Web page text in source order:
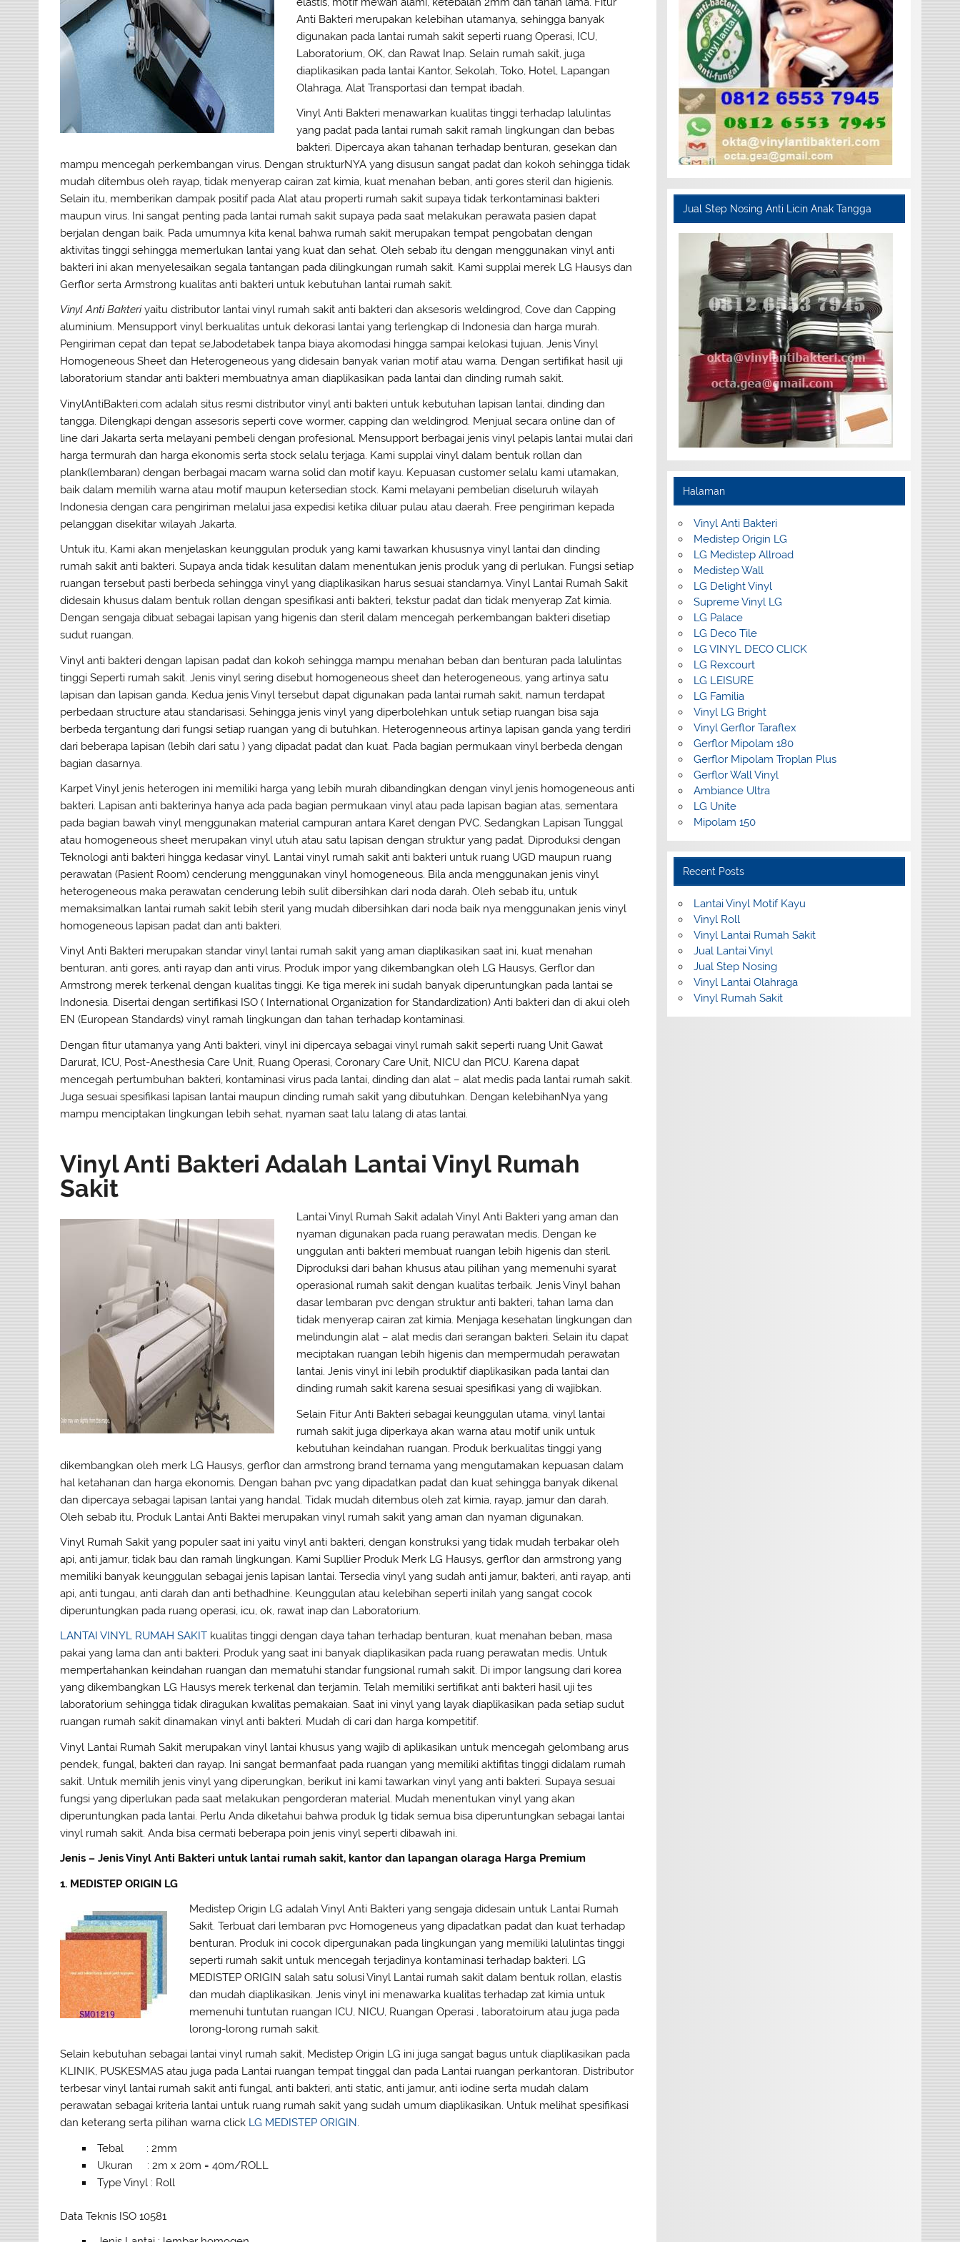
Anti Bakteri merupakan kelebihan utamanya, sehingga banyak
digunakan pada lantai rumah sakit seperti ruang Operasi, ICU,
Laboratorium, OK, dan Rawat Inap. Selain rumah sakit, juga
diaplikasikan pada lantai Kantor, Sekolah, Toko, Hotel, Lapangan
Olahraga, Alat Transportasi dan tempat ibadah.
Vinyl Anti Bakteri menawarkan kualitas tinggi terhadap lalulintas
yang padat pada lantai rumah sakit ramah lingkungan dan bebas
bakteri. Dipercaya akan tahanan terhadap benturan, gesekan dan
mampu mencegah perkembangan virus. Dengan strukturNYA yang disusun sangat padat dan kokoh sehingga tidak
mudah ditembus oleh rayap, tidak menyerap cairan zat kimia, kuat menahan beban, anti gores steril dan higienis.
Selain itu, memberikan dampak positif pada Alat atau properti rumah sakit supaya tidak terkontaminasi bakteri
maupun virus. Ini sangat penting pada lantai rumah sakit supaya pada saat melakukan perawata pasien dapat
berjalan dengan baik. Pada umumnya kita kenal bahwa rumah sakit merupakan tempat pengobatan dengan
aktivitas tinggi sehingga memerlukan lantai yang kuat dan sehat. Oleh sebab itu dengan menggunakan vinyl anti
bakteri ini akan menyelesaikan segala tantangan pada dilingkungan rumah sakit. Kami supplai merek LG Hausys dan
Gerflor serta Armstrong kualitas anti bakteri untuk kebutuhan lantai rumah sakit.
Vinyl Anti Bakteriyaitu distributor lantai vinyl rumah sakit anti bakteri dan aksesoris weldingrod, Cove dan Capping
aluminium. Mensupport vinyl berkualitas untuk dekorasi lantai yang terlengkap di Indonesia dan harga murah.
Pengiriman cepat dan tepat seJabodetabek tanpa biaya akomodasi hingga sampai kelokasi tujuan. Jenis Vinyl
Homogeneous Sheet dan Heterogeneous yang didesain banyak varian motif atau warna. Dengan sertifikat hasil uji
laboratorium standar anti bakteri membuatnya aman diaplikasikan pada lantai dan dinding rumah sakit.
VinylAntiBakteri.com adalah situs resmi distributor vinyl anti bakteri untuk kebutuhan lapisan lantai, dinding dan
tangga. Dilengkapi dengan assesoris seperti cove wormer, capping dan weldingrod. Menjual secara online dan of
line dari Jakarta serta melayani pembeli dengan profesional. Mensupport berbagai jenis vinyl pelapis lantai mulai dari
harga termurah dan harga ekonomis serta stock selalu terjaga. Kami supplai vinyl dalam bentuk rollan dan
plank(lembaran) dengan berbagai macam warna solid dan motif kayu. Kepuasan customer selalu kami utamakan,
baik dalam memilih warna atau motif maupun ketersedian stock. Kami melayani pembelian diseluruh wilayah
Indonesia dengan cara pengiriman melalui jasa expedisi ketika diluar pulau atau daerah. Free pengiriman kepada
pelanggan disekitar wilayah Jakarta.
Untuk itu, Kami akan menjelaskan keunggulan produk yang kami tawarkan khususnya vinyl lantai dan dinding
rumah sakit anti bakteri. Supaya anda tidak kesulitan dalam menentukan jenis produk yang di perlukan. Fungsi setiap
ruangan tersebut pasti berbeda sehingga vinyl yang diaplikasikan harus sesuai standarnya. Vinyl Lantai Rumah Sakit
didesain khusus dalam bentuk rollan dengan spesifikasi anti bakteri, tekstur padat dan tidak menyerap Zat kimia.
Dengan sengaja dibuat sebagai lapisan yang higenis dan steril dalam mencegah perkembangan bakteri disetiap
sudut ruangan.
Vinyl anti bakteri dengan lapisan padat dan kokoh sehingga mampu menahan beban dan benturan pada lalulintas
tinggi Seperti rumah sakit. Jenis vinyl sering disebut homogeneous sheet dan heterogeneous, yang artinya satu
lapisan dan lapisan ganda. Kedua jenis Vinyl tersebut dapat digunakan pada lantai rumah sakit, namun terdapat
perbedaan structure atau standarisasi. Sehingga jenis vinyl yang diperbolehkan untuk setiap ruangan bisa saja
berbeda tergantung dari fungsi setiap ruangan yang di butuhkan. Heterogenneous artinya lapisan ganda yang terdiri
dari beberapa lapisan (lebih dari satu ) yang dipadat padat dan kuat. Pada bagian permukaan vinyl berbeda dengan
bagian dasarnya.
Karpet Vinyl jenis heterogen ini memiliki harga yang lebih murah dibandingkan dengan vinyl jenis homogeneous anti
bakteri. Lapisan anti bakterinya hanya ada pada bagian permukaan vinyl atau pada lapisan bagian atas, sementara
pada bagian bawah vinyl menggunakan material campuran antara Karet dengan PVC. Sedangkan Lapisan Tunggal
atau homogeneous sheet merupakan vinyl utuh atau satu lapisan dengan struktur yang padat. Diproduksi dengan
Teknologi anti bakteri hingga kedasar vinyl. Lantai vinyl rumah sakit anti bakteri untuk ruang UGD maupun ruang
perawatan (Pasient Room) cenderung menggunakan vinyl homogeneous. Bila anda menggunakan jenis vinyl
heterogeneous maka perawatan cenderung lebih sulit dibersihkan dari noda darah. Oleh sebab itu, untuk
memaksimalkan lantai rumah sakit lebih steril yang mudah dibersihkan dari noda baik nya menggunakan jenis vinyl
homogeneous lapisan padat dan anti bakteri.
Vinyl Anti Bakteri merupakan standar vinyl lantai rumah sakit yang aman diaplikasikan saat ini, kuat menahan
benturan, anti gores, anti rayap dan anti virus. Produk impor yang dikembangkan oleh LG Hausys, Gerflor dan
Armstrong merek terkenal dengan kualitas tinggi. Ke tiga merek ini sudah banyak diperuntungkan pada lantai se
Indonesia. Disertai dengan sertifikasi ISO ( International Organization for Standardization) Anti bakteri dan di akui oleh
EN (European Standards) vinyl ramah lingkungan dan tahan terhadap kontaminasi.
Dengan fitur utamanya yang Anti bakteri, vinyl ini dipercaya sebagai vinyl rumah sakit seperti ruang Unit Gawat
Darurat, ICU, Post-Anesthesia Care Unit, Ruang Operasi, Coronary Care Unit, NICU dan PICU. Karena dapat
mencegah pertumbuhan bakteri, kontaminasi virus pada lantai, dinding dan alat – alat medis pada lantai rumah sakit.
Juga sesuai spesifikasi lapisan lantai maupun dinding rumah sakit yang dibutuhkan. Dengan kelebihanNya yang
mampu menciptakan lingkungan lebih sehat, nyaman saat lalu lalang di atas lantai.
Vinyl Anti Bakteri Adalah Lantai Vinyl Rumah
Sakit
Lantai Vinyl Rumah Sakit adalah Vinyl Anti Bakteri yang aman dan
nyaman digunakan pada ruang perawatan medis. Dengan ke
unggulan anti bakteri membuat ruangan lebih higenis dan steril.
Diproduksi dari bahan khusus atau pilihan yang memenuhi syarat
operasional rumah sakit dengan kualitas terbaik. Jenis Vinyl bahan
dasar lembaran pvc dengan struktur anti bakteri, tahan lama dan
tidak menyerap cairan zat kimia. Menjaga kesehatan lingkungan dan
melindungin alat – alat medis dari serangan bakteri. Selain itu dapat
meciptakan ruangan lebih higenis dan mempermudah perawatan
lantai. Jenis vinyl ini lebih produktif diaplikasikan pada lantai dan
dinding rumah sakit karena sesuai spesifikasi yang di wajibkan.
Selain Fitur Anti Bakteri sebagai keunggulan utama, vinyl lantai
rumah sakit juga diperkaya akan warna atau motif unik untuk
kebutuhan keindahan ruangan. Produk berkualitas tinggi yang
dikembangkan oleh merk LG Hausys, gerflor dan armstrong brand ternama yang mengutamakan kepuasan dalam
hal ketahanan dan harga ekonomis. Dengan bahan pvc yang dipadatkan padat dan kuat sehingga banyak dikenal
dan dipercaya sebagai lapisan lantai yang handal. Tidak mudah ditembus oleh zat kimia, rayap, jamur dan darah.
Oleh sebab itu, Produk Lantai Anti Baktei merupakan vinyl rumah sakit yang aman dan nyaman digunakan.
Vinyl Rumah Sakit yang populer saat ini yaitu vinyl anti bakteri, dengan konstruksi yang tidak mudah terbakar oleh
api, anti jamur, tidak bau dan ramah lingkungan. Kami Supllier Produk Merk LG Hausys, gerflor dan armstrong yang
memiliki banyak keunggulan sebagai jenis lapisan lantai. Tersedia vinyl yang sudah anti jamur, bakteri, anti rayap, anti
api, anti tungau, anti darah dan anti bethadhine. Keunggulan atau kelebihan seperti inilah yang sangat cocok
diperuntungkan pada ruang operasi, icu, ok, rawat inap dan Laboratorium.
LANTAI VINYL RUMAH SAKIT kualitas tinggi dengan daya tahan terhadap benturan, kuat menahan beban, masa
pakai yang lama dan anti bakteri. Produk yang saat ini banyak diaplikasikan pada ruang perawatan medis. Untuk
mempertahankan keindahan ruangan dan mematuhi standar fungsional rumah sakit. Di impor langsung dari korea
yang dikembangkan LG Hausys merek terkenal dan terjamin. Telah memiliki sertifikat anti bakteri hasil uji tes
laboratorium sehingga tidak diragukan kwalitas pemakaian. Saat ini vinyl yang layak diaplikasikan pada setiap sudut
ruangan rumah sakit dinamakan vinyl anti bakteri. Mudah di cari dan harga kompetitif.
Vinyl Lantai Rumah Sakit merupakan vinyl lantai khusus yang wajib di aplikasikan untuk mencegah gelombang arus
pendek, fungal, bakteri dan rayap. Ini sangat bermanfaat pada ruangan yang memiliki aktifitas tinggi didalam rumah
sakit. Untuk memilih jenis vinyl yang diperungkan, berikut ini kami tawarkan vinyl yang anti bakteri. Supaya sesuai
fungsi yang diperlukan pada saat melakukan pengorderan material. Mudah menentukan vinyl yang akan
diperuntungkan pada lantai. Perlu Anda diketahui bahwa produk lg tidak semua bisa diperuntungkan sebagai lantai
vinyl rumah sakit. Anda bisa cermati beberapa poin jenis vinyl seperti dibawah ini.
Jenis – Jenis Vinyl Anti Bakteri untuk lantai rumah sakit, kantor dan lapangan olaraga Harga Premium
1. MEDISTEP ORIGIN LG
Medistep Origin LG adalah Vinyl Anti Bakteri yang sengaja didesain untuk Lantai Rumah
Sakit. Terbuat dari lembaran pvc Homogeneus yang dipadatkan padat dan kuat terhadap
benturan. Produk ini cocok dipergunakan pada lingkungan yang memiliki lalulintas tinggi
seperti rumah sakit untuk mencegah terjadinya kontaminasi terhadap bakteri. LG
MEDISTEP ORIGIN salah satu solusi Vinyl Lantai rumah sakit dalam bentuk rollan, elastis
dan mudah diaplikasikan. Jenis vinyl ini menawarka kualitas terhadap zat kimia untuk
memenuhi tuntutan ruangan ICU, NICU, Ruangan Operasi , laboratoirum atau juga pada
lorong-lorong rumah sakit.
Selain kebutuhan sebagai lantai vinyl rumah sakit, Medistep Origin LG ini juga sangat bagus untuk diaplikasikan pada
KLINIK, PUSKESMAS atau juga pada Lantai ruangan tempat tinggal dan pada Lantai ruangan perkantoran. Distributor
terbesar vinyl lantai rumah sakit anti fungal, anti bakteri, anti static, anti jamur, anti iodine serta mudah dalam
perawatan sebagai kriteria lantai untuk ruang rumah sakit yang sudah umum diaplikasikan. Untuk melihat spesifikasi
dan keterang serta pilihan warna click LG MEDISTEP ORIGIN.
Tebal : 2mm
Ukuran : 2m x 20m = 40m/ROLL
Type Vinyl : Roll
Data Teknis ISO 10581
Jual Step Nosing Anti Licin Anak Tangga
Halaman
Vinyl Anti Bakteri
Medistep Origin LG
LG Medistep Allroad
Medistep Wall
LG Delight Vinyl
Supreme Vinyl LG
LG Palace
LG Deco Tile
LG VINYL DECO CLICK
LG Rexcourt
LG LEISURE
LG Familia
Vinyl LG Bright
Vinyl Gerflor Taraflex
Gerflor Mipolam 180
Gerflor Mipolam Troplan Plus
Gerflor Wall Vinyl
Ambiance Ultra
LG Unite
Mipolam 150
Recent Posts
Lantai Vinyl Motif Kayu
Vinyl Roll
Vinyl Lantai Rumah Sakit
Jual Lantai Vinyl
Jual Step Nosing
Vinyl Lantai Olahraga
Vinyl Rumah Sakit